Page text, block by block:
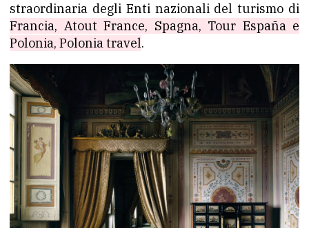
straordinaria degli Enti nazionali del turismo di
Francia, Atout France, Spagna, Tour España e
Polonia, Polonia travel.